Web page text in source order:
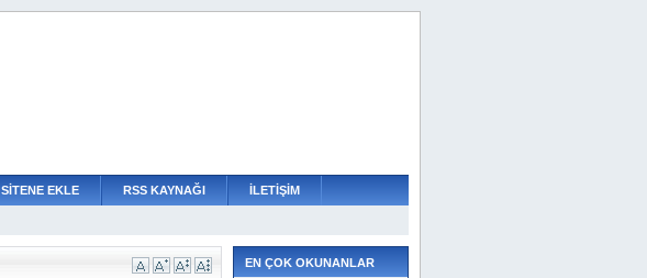
SİTENE EKLE RSS KAYNAĞI İLETİŞİM
EN ÇOK OKUNANLAR